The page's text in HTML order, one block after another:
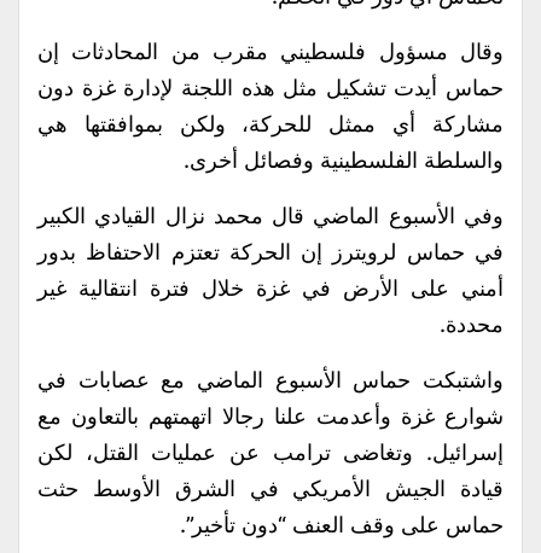
وقال مسؤول فلسطيني مقرب من المحادثات إن
حماس أيدت تشكيل مثل هذه اللجنة لإدارة غزة دون
مشاركة أي ممثل للحركة، ولكن بموافقتها هي
والسلطة الفلسطينية وفصائل أخرى.
وفي الأسبوع الماضي قال محمد نزال القيادي الكبير
في حماس لرويترز إن الحركة تعتزم الاحتفاظ بدور
أمني على الأرض في غزة خلال فترة انتقالية غير
محددة.
واشتبكت حماس الأسبوع الماضي مع عصابات في
شوارع غزة وأعدمت علنا رجالا اتهمتهم بالتعاون مع
إسرائيل. وتغاضى ترامب عن عمليات القتل، لكن
قيادة الجيش الأمريكي في الشرق الأوسط حثت
حماس على وقف العنف “دون تأخير”.